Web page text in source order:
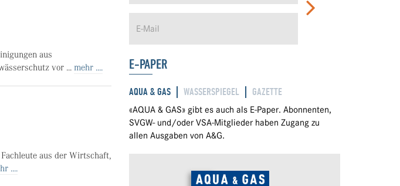
aus
vor ... mehr ....
aus der Wirtschaft,
....
E-PAPER
AQUA & GAS WASSERSPIEGEL GAZETTE
«AQUA & GAS» gibt es auch als E-Paper. Abonnenten,
SVGW- und/oder VSA-Mitglieder haben Zugang zu
allen Ausgaben von A&G.